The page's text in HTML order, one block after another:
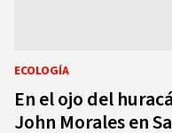
ECOLOGÍA
En el ojo del
John Morales en